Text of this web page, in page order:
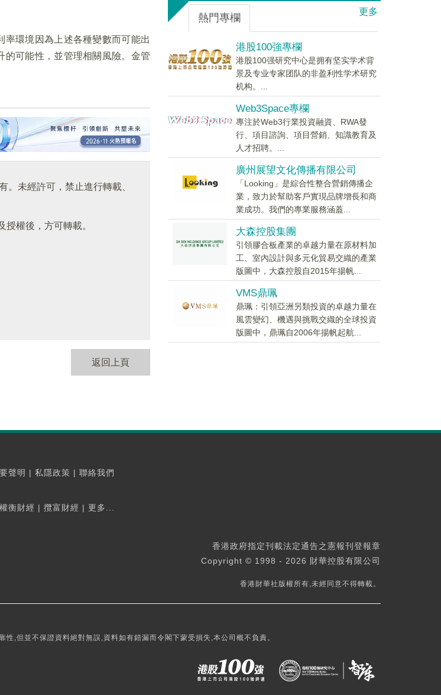
環境因為上述各種變數而可能出
的可能性，並管理相關風險。金管
。未經許可，禁止進行轉載、
授權後，方可轉載。
返回上頁
更多
熱門專欄
港股100強專欄
港股100强研究中心是拥有坚实学术背
景及专业专家团队的非盈利性学术研究
机构。...
Web3Space專欄
專注於Web3行業投資融資、RWA發
行、項目諮詢、項目營銷、知識教育及
人才招聘。...
廣州展望文化傳播有限公司
「Looking」是綜合性整合營銷傳播企
業，致力於幫助客戶實現品牌增長和商
業成功。我們的專業服務涵蓋...
大森控股集團
引領膠合板產業的卓越力量在原材料加
工、室內設計與多元化貿易交織的產業
版圖中，大森控股自2015年揚帆...
VMS鼎珮
鼎珮：引領亞洲另類投資的卓越力量在
風雲變幻、機遇與挑戰交織的全球投資
版圖中，鼎珮自2006年揚帆起航...
聲明 | 私隱政策 | 聯絡我們
權衡財經 | 攬富財經 | 更多...
香港政府指定刊載法定通告之憲報刊登報章
Copyright © 1998 - 2026 財華控股有限公司
香港財華社版權所有,未經同意不得轉載。
,但並不保證資料絕對無誤,資料如有錯漏而令閣下蒙受損失,本公司概不負責。